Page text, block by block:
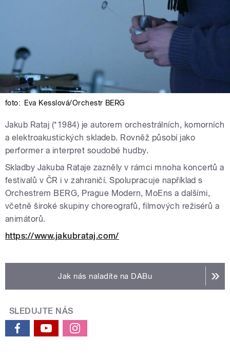
foto: Eva Kesslová/Orchestr BERG
Jakub Rataj (*1984) je autorem orchestrálních, komorních
a elektroakustických skladeb. Rovněž působí jako
performer a interpret soudobé hudby.
Skladby Jakuba Rataje zazněly v rámci mnoha koncertů a
festivalů v ČR i v zahraničí. Spolupracuje například s
Orchestrem BERG, Prague Modern, MoEns a dalšími,
včetně široké skupiny choreografů, filmových režisérů a
animátorů.
https://www.jakubrataj.com/
Jak nás naladíte na DABu
SLEDUJTE NÁS